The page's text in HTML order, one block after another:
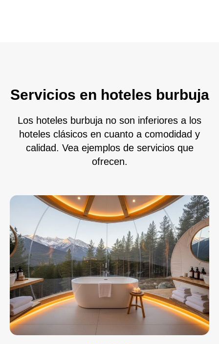
Servicios en hoteles burbuja
Los hoteles burbuja no son inferiores a los
hoteles clásicos en cuanto a comodidad y
calidad. Vea ejemplos de servicios que
ofrecen.